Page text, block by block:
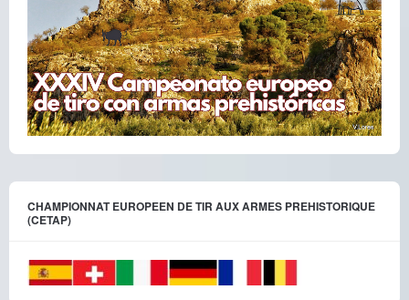
CHAMPIONNAT EUROPEEN DE TIR AUX ARMES PREHISTORIQUE
(CETAP)